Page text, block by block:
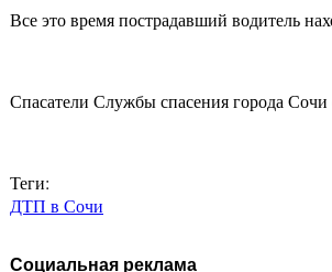
Все это время пострадавший водитель
Спасатели Службы спасения города
Теги:
ДТП в Сочи
Социальная реклама